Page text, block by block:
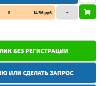
0 14.56 руб. –
БЕЗ РЕГИСТРАЦИИ
ИЛИ СДЕЛАТЬ ЗАПРОС